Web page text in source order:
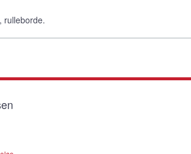
rulleborde.